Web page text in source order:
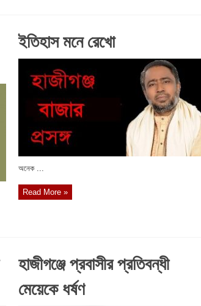
ইতিহাস মনে রেখো
অনেক ...
Read More »
হাজীগঞ্জে প্রবাসীর প্রতিবন্ধী
মেয়েকে ধর্ষণ